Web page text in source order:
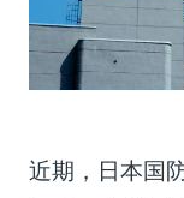
近期，日本国